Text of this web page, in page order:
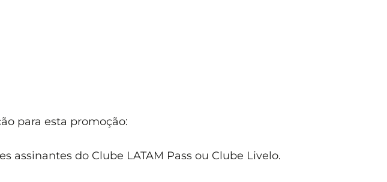
para esta promoção:
assinantes do Clube LATAM Pass ou Clube Livelo.